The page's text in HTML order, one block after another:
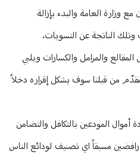
وزارة العامة والبدء بإزالة
وتلك الناتجة عن التسويات.
والمرامل والكسارات ويلبي
مقدّم من قبلنا سوف يشكل إقراره دخلاً
المودعين بالتكافل والتضامن
مسبقاً اي تصنيف لودائع الناس